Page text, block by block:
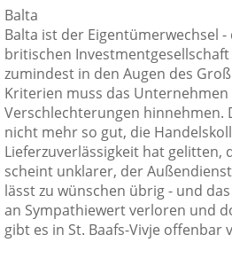
Balta
Balta ist der Eigentümerwechsel
britischen
zumindest in den Augen des
Kriterien muss das Unternehmen
Verschlechterungen hinnehmen.
nicht mehr so gut, die
Lieferzuverlässigkeit hat gelitten,
scheint unklarer, der
lässt zu wünschen übrig - und
an Sympathiewert verloren und
gibt es in St. Baafs-Vivje offenbar